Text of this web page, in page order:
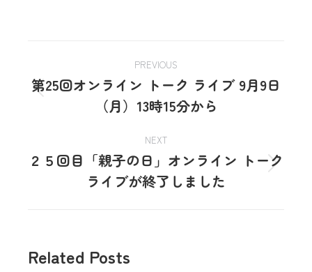
PREVIOUS
第25回オンライン トーク ライブ 9月9日
（月）13時15分から
NEXT
２５回目「親子の日」オンライン トーク
ライブが終了しました
Related Posts